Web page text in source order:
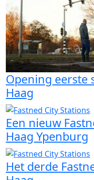
Opening eerste
Haag
Een nieuw
Haag Ypenburg
Het derde